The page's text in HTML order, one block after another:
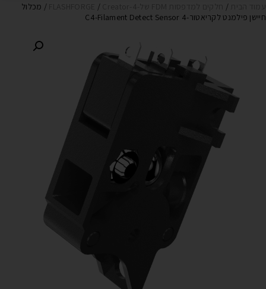
/
/
/ מכלול
חיישן פילמנט לקריאטור-4 C4-Filament Detect Sensor